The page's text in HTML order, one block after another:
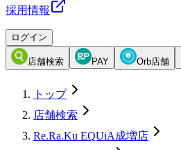
採用情報
ログイン
店舗検索 PAY Orb店舗
トップ
店舗検索
Re.Ra.Ku EQUiA成増店